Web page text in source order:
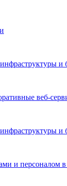
и
веб-
и
и персоналом